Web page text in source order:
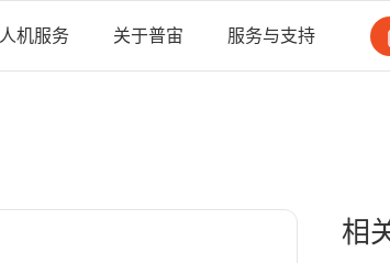
机服务 关于普宙 服务与支持
相